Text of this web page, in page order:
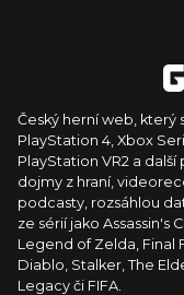
Český herní web, který
PlayStation 4, Xbox
PlayStation VR2 a
dojmy z hraní,
podcasty, rozsáhlou
ze sérií jako Assassin's
Legend of Zelda, Final
Diablo, Stalker, The
Legacy či FIFA.